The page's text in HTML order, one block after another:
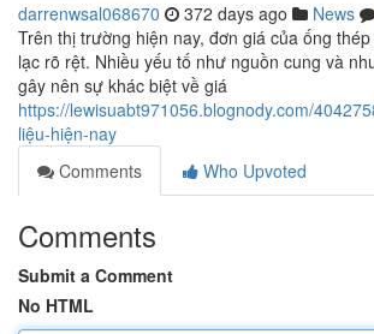
darrenwsal068670 372 days ago News
Trên thị trường hiện nay, đơn giá của ống
lạc rõ rệt. Nhiều yếu tố như nguồn cung và
gây nên sự khác biệt về giá
https://lewisuabt971056.blognody.com/
liệu-hiện-nay
Comments
Who Upvoted
Comments
Submit a Comment
No HTML